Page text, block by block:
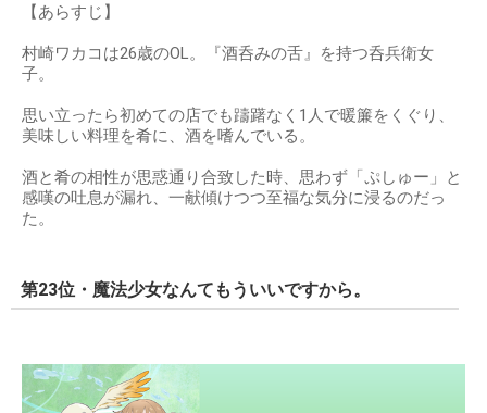
【あらすじ】
村崎ワカコは26歳のOL。『酒呑みの舌』を持つ呑兵衛女
子。
思い立ったら初めての店でも躊躇なく1人で暖簾をくぐり、
美味しい料理を肴に、酒を嗜んでいる。
酒と肴の相性が思惑通り合致した時、思わず「ぷしゅー」と
感嘆の吐息が漏れ、一献傾けつつ至福な気分に浸るのだっ
た。
第23位・魔法少女なんてもういいですから。